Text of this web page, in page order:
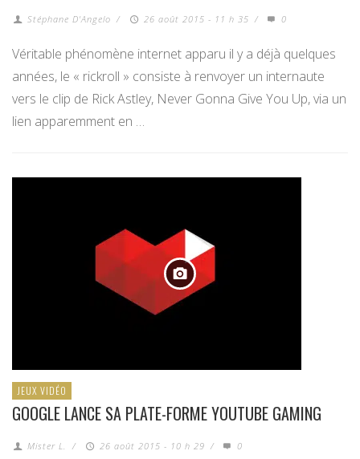
Stéphane D'Angelo / 26 août 2015 - 11 h 35 / 0
Véritable phénomène internet apparu il y a déjà quelques
années, le « rickroll » consiste à renvoyer un internaute
vers le clip de Rick Astley, Never Gonna Give You Up, via un
lien apparemment en …
JEUX VIDÉO
GOOGLE LANCE SA PLATE-FORME YOUTUBE GAMING
Mister L. / 26 août 2015 - 10 h 29 / 0